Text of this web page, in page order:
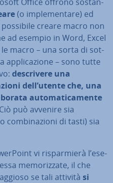
(o im­ple­men­ta­re) ed
creare macro non
ad esempio in Word, Excel
macro – una sorta di sot­
ap­pli­ca­zio­ne – sono tutte
de­scri­ve­re una
dell’utente che, una
au­to­ma­ti­ca­men­te
Ciò può avvenire sia
com­bi­na­zio­ni di tasti) sia
vi ri­spar­mie­rà l’ese­
me­mo­riz­za­te, il che
se tali attività si